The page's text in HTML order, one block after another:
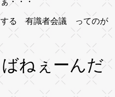
る 有識者会議 ってのが
ねぇーんだ